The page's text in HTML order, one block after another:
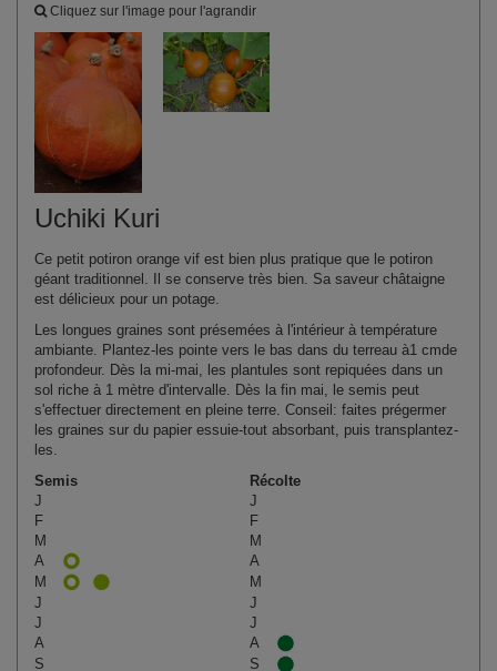
Cliquez sur l'image pour l'agrandir
Uchiki Kuri
Ce petit potiron orange vif est bien plus pratique que le potiron
géant traditionnel. Il se conserve très bien. Sa saveur châtaigne
est délicieux pour un potage.
Les longues graines sont présemées à l'intérieur à température
ambiante. Plantez-les pointe vers le bas dans du terreau à1 cmde
profondeur. Dès la mi‑mai, les plantules sont repiquées dans un
sol riche à 1 mètre d'intervalle. Dès la fin mai, le semis peut
s'effectuer directement en pleine terre. Conseil: faites prégermer
les graines sur du papier essuie-tout absorbant, puis transplantez-
les.
Semis
Récolte
J
J
F
F
M
M
A
A
M
M
J
J
J
J
A
A
S
S